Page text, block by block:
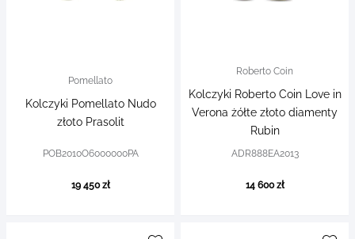
Pomellato
Kolczyki Pomellato Nudo
złoto Prasolit
POB2010O6000000PA
19 450 zł
Roberto Coin
Kolczyki Roberto Coin Love in
Verona żółte złoto diamenty
Rubin
ADR888EA2013
14 600 zł